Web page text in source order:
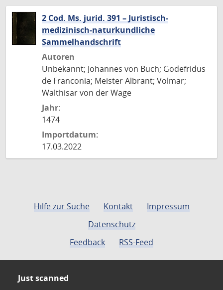
2 Cod. Ms. jurid. 391 – Juristisch-
medizinisch-naturkundliche
Sammelhandschrift
Autoren
Unbekannt; Johannes von Buch; Godefridus
de Franconia; Meister Albrant; Volmar;
Walthisar von der Wage
Jahr:
1474
Importdatum:
17.03.2022
Hilfe zur Suche Kontakt
Impressum
Datenschutz
Feedback
RSS-Feed
Just scanned